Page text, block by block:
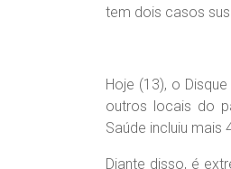
tem dois casos
Hoje (13), o
outros locais do
Saúde incluiu
Diante disso, é